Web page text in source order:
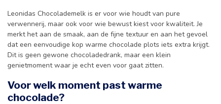
Leonidas Chocolademelk is er voor wie houdt van pure
verwennerij, maar ook voor wie bewust kiest voor kwaliteit. Je
merkt het aan de smaak, aan de fijne textuur en aan het gevoel
dat een eenvoudige kop warme chocolade plots iets extra krijgt.
Dit is geen gewone chocoladedrank, maar een klein
genietmoment waar je echt even voor gaat zitten.
Voor welk moment past warme
chocolade?